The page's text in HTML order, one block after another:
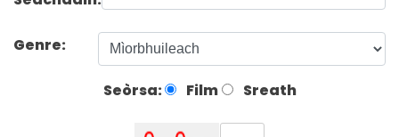
Genre:
Seòrsa: Film Sreath